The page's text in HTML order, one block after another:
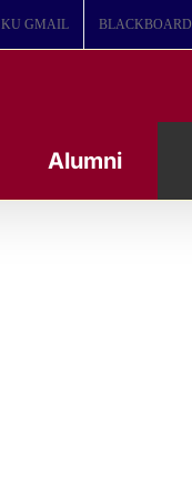
KU GMAIL BLACKBOARD
Alumni